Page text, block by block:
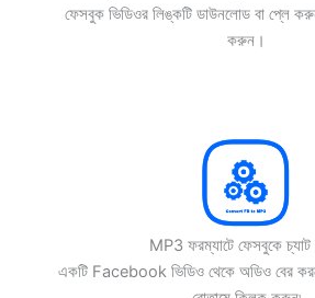
ফেসবুক ভিডিওর লিঙ্কটি ডাউনলোড বা প্লে
করুন।
MP3 ফরম্যাটে ফেসবুকে
একটি Facebook ভিডিও থেকে অডিও বের